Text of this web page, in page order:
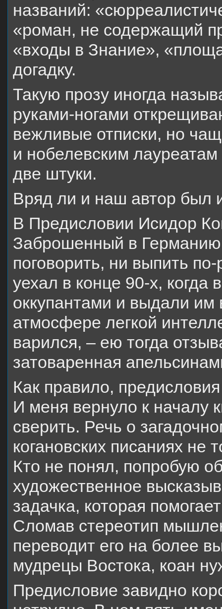
названий:
«роман, не содержащий
«входы в Знание»,
догадку.
Такую прозу иногда
руками-ногами
вежливые отписки, но
и нобелевским
две штуки.
Вряд ли и наш автор был
В Предисловии Исидор
Заброшенный в Германию,
поговорить, ни выпить
уехал в конце 90-х, когда
оккупантами и выдали им
атмосфере легкой
варился, – ею тогда
затоваренная
Как правило,
И меня вернуло к началу
сверить. Речь о
когановских писаниях не
Кто не понял, попробую
художественное
задачка, которая
Сломав стереотип
переводит его на более
мудрецы Востока, коан
Предисловие завидно